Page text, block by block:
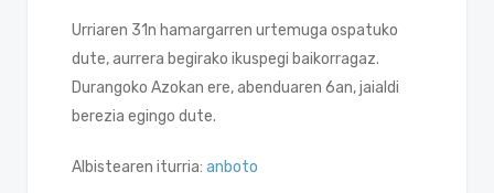
Urriaren 31n hamargarren urtemuga ospatuko
dute, aurrera begirako ikuspegi baikorragaz.
Durangoko Azokan ere, abenduaren 6an, jaialdi
berezia egingo dute.
Albistearen iturria: anboto